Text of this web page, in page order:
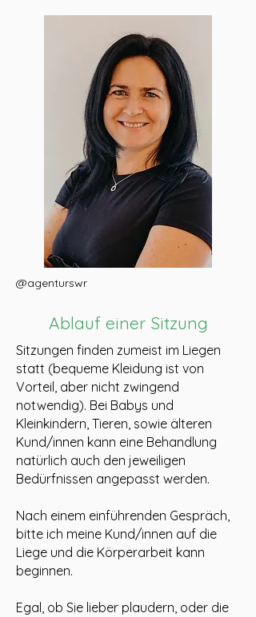
@agenturswr
Ablauf einer Sitzung
Sitzungen finden zumeist im Liegen
statt (bequeme Kleidung ist von
Vorteil, aber nicht zwingend
notwendig). Bei Babys und
Kleinkindern, Tieren, sowie älteren
Kund/innen kann eine Behandlung
natürlich auch den jeweiligen
Bedürfnissen angepasst werden.
Nach einem einführenden Gespräch,
bitte ich meine Kund/innen auf die
Liege und die Körperarbeit kann
beginnen.
Egal, ob Sie lieber plaudern, oder die